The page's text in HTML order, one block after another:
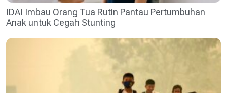
IDAI Imbau Orang Tua Rutin Pantau Pertumbuhan
Anak untuk Cegah Stunting